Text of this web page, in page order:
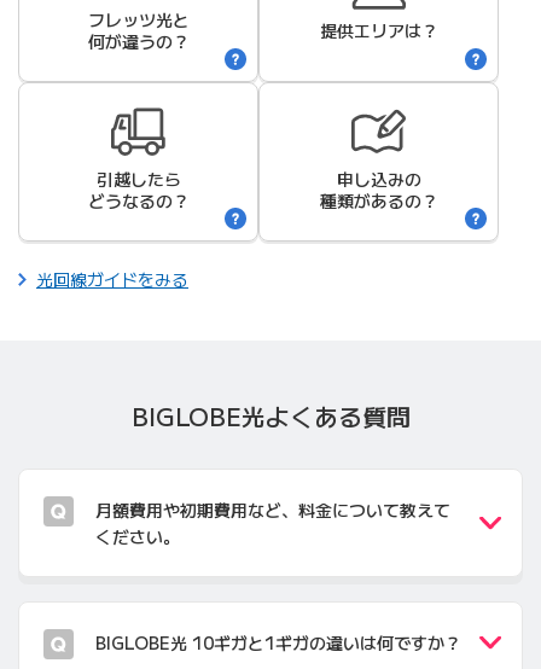
フレッツ光と
何が違うの？
提供エリアは？
引越したら
どうなるの？
申し込みの
種類があるの？
光回線ガイドをみる
BIGLOBE光よくある質問
月額費用や初期費用など、料金について教えて
ください。
BIGLOBE光 10ギガと1ギガの違いは何ですか？